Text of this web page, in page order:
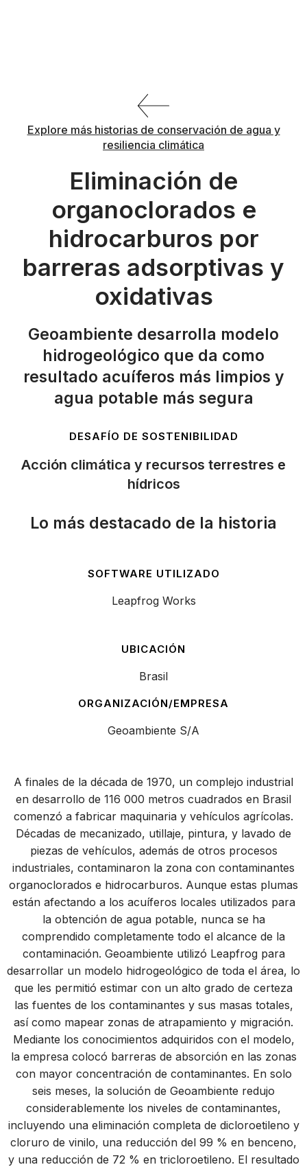
Explore más historias de conservación de agua y
resiliencia climática
Eliminación de
organoclorados e
hidrocarburos por
barreras adsorptivas y
oxidativas
Geoambiente desarrolla modelo
hidrogeológico que da como
resultado acuíferos más limpios y
agua potable más segura
DESAFÍO DE SOSTENIBILIDAD
Acción climática y recursos terrestres e
hídricos
Lo más destacado de la historia
SOFTWARE UTILIZADO
Leapfrog Works
UBICACIÓN
Brasil
ORGANIZACIÓN/EMPRESA
Geoambiente S/A
A finales de la década de 1970, un complejo industrial
en desarrollo de 116 000 metros cuadrados en Brasil
comenzó a fabricar maquinaria y vehículos agrícolas.
Décadas de mecanizado, utillaje, pintura, y lavado de
piezas de vehículos, además de otros procesos
industriales, contaminaron la zona con contaminantes
organoclorados e hidrocarburos. Aunque estas plumas
están afectando a los acuíferos locales utilizados para
la obtención de agua potable, nunca se ha
comprendido completamente todo el alcance de la
contaminación. Geoambiente utilizó Leapfrog para
desarrollar un modelo hidrogeológico de toda el área, lo
que les permitió estimar con un alto grado de certeza
las fuentes de los contaminantes y sus masas totales,
así como mapear zonas de atrapamiento y migración.
Mediante los conocimientos adquiridos con el modelo,
la empresa colocó barreras de absorción en las zonas
con mayor concentración de contaminantes. En solo
seis meses, la solución de Geoambiente redujo
considerablemente los niveles de contaminantes,
incluyendo una eliminación completa de dicloroetileno y
cloruro de vinilo, una reducción del 99 % en benceno,
y una reducción de 72 % en tricloroetileno. El resultado